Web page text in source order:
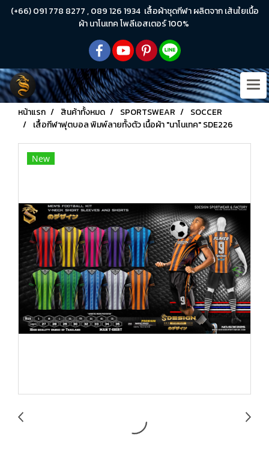
(+66) 091 778 8277 , 089 126 1934 เสื้อผ้าชุดกีฬา ผลิตจาก เส้นใยเนื้อ
ผ้า นาโนเทค โพลีเอสเตอร์ 100%
หน้าแรก สินค้าทั้งหมด SPORTSWEAR
SOCCER
เสื้อกีฬาฟุตบอล พิมพ์ลายทั้งตัว เนื้อผ้า "นาโนเทค" SDE226
New